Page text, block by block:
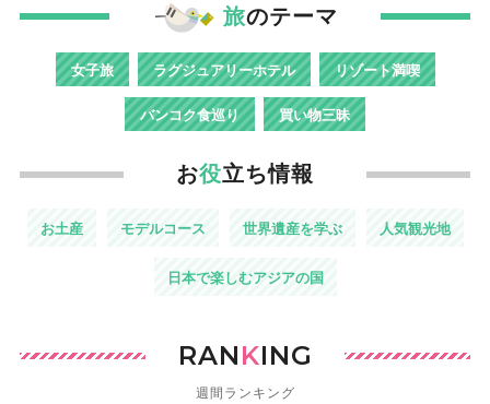
旅のテーマ
女子旅 ラグジュアリーホテル リゾート満喫
バンコク食巡り 買い物三昧
お役立ち情報
お土産 モデルコース 世界遺産を学ぶ 人気観光地
日本で楽しむアジアの国
RANKING
週間ランキング